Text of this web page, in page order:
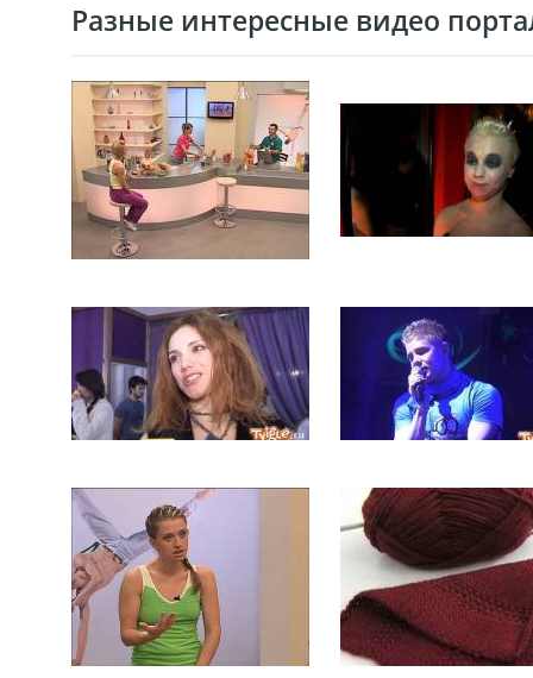
Разные интересные видео